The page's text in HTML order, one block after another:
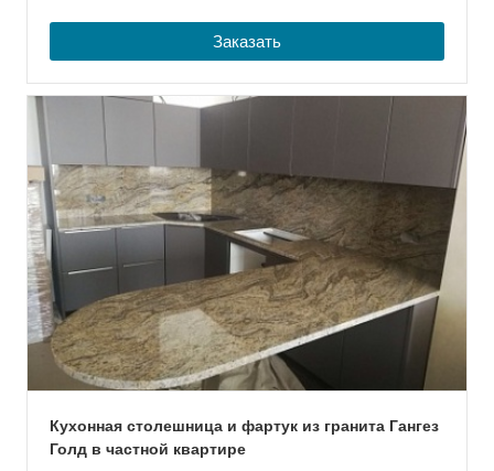
Заказать
Кухонная столешница и фартук из гранита Гангез
Голд в частной квартире